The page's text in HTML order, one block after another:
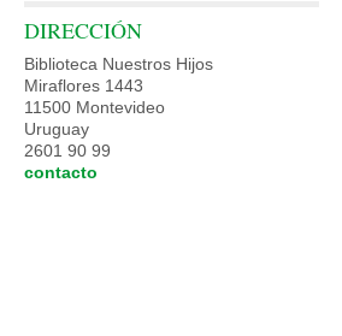
DIRECCIÓN
Biblioteca Nuestros Hijos
Miraflores 1443
11500 Montevideo
Uruguay
2601 90 99
contacto